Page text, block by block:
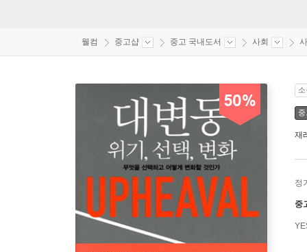
웰컴 중고샵 중고 국내도서 사회
50%
재
정
중